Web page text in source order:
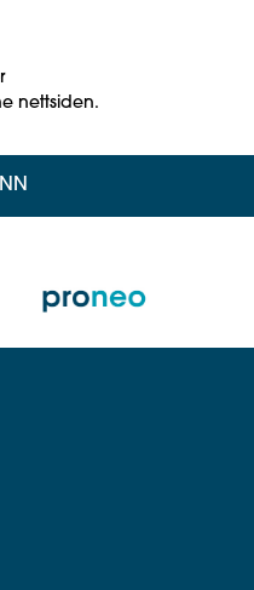
nettsiden.